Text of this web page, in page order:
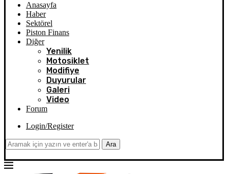
Anasayfa
Haber
Sektörel
Piston Finans
Diğer
Yenilik
Motosiklet
Modifiye
Duyurular
Galeri
Video
Forum
Login/Register
Ara